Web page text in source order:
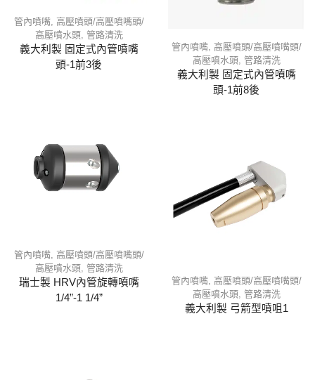
管內噴嘴, 高壓噴頭/高壓噴嘴頭/
高壓噴水頭, 管路清洗
義大利製 固定式內管噴嘴
頭-1前3後
管內噴嘴, 高壓噴頭/高壓噴嘴頭/
高壓噴水頭, 管路清洗
義大利製 固定式內管噴嘴
頭-1前8後
管內噴嘴, 高壓噴頭/高壓噴嘴頭/
高壓噴水頭, 管路清洗
瑞士製 HRV內管旋轉噴嘴
1/4”-1 1/4”
管內噴嘴, 高壓噴頭/高壓噴嘴頭/
高壓噴水頭, 管路清洗
義大利製 弓箭型噴咀1